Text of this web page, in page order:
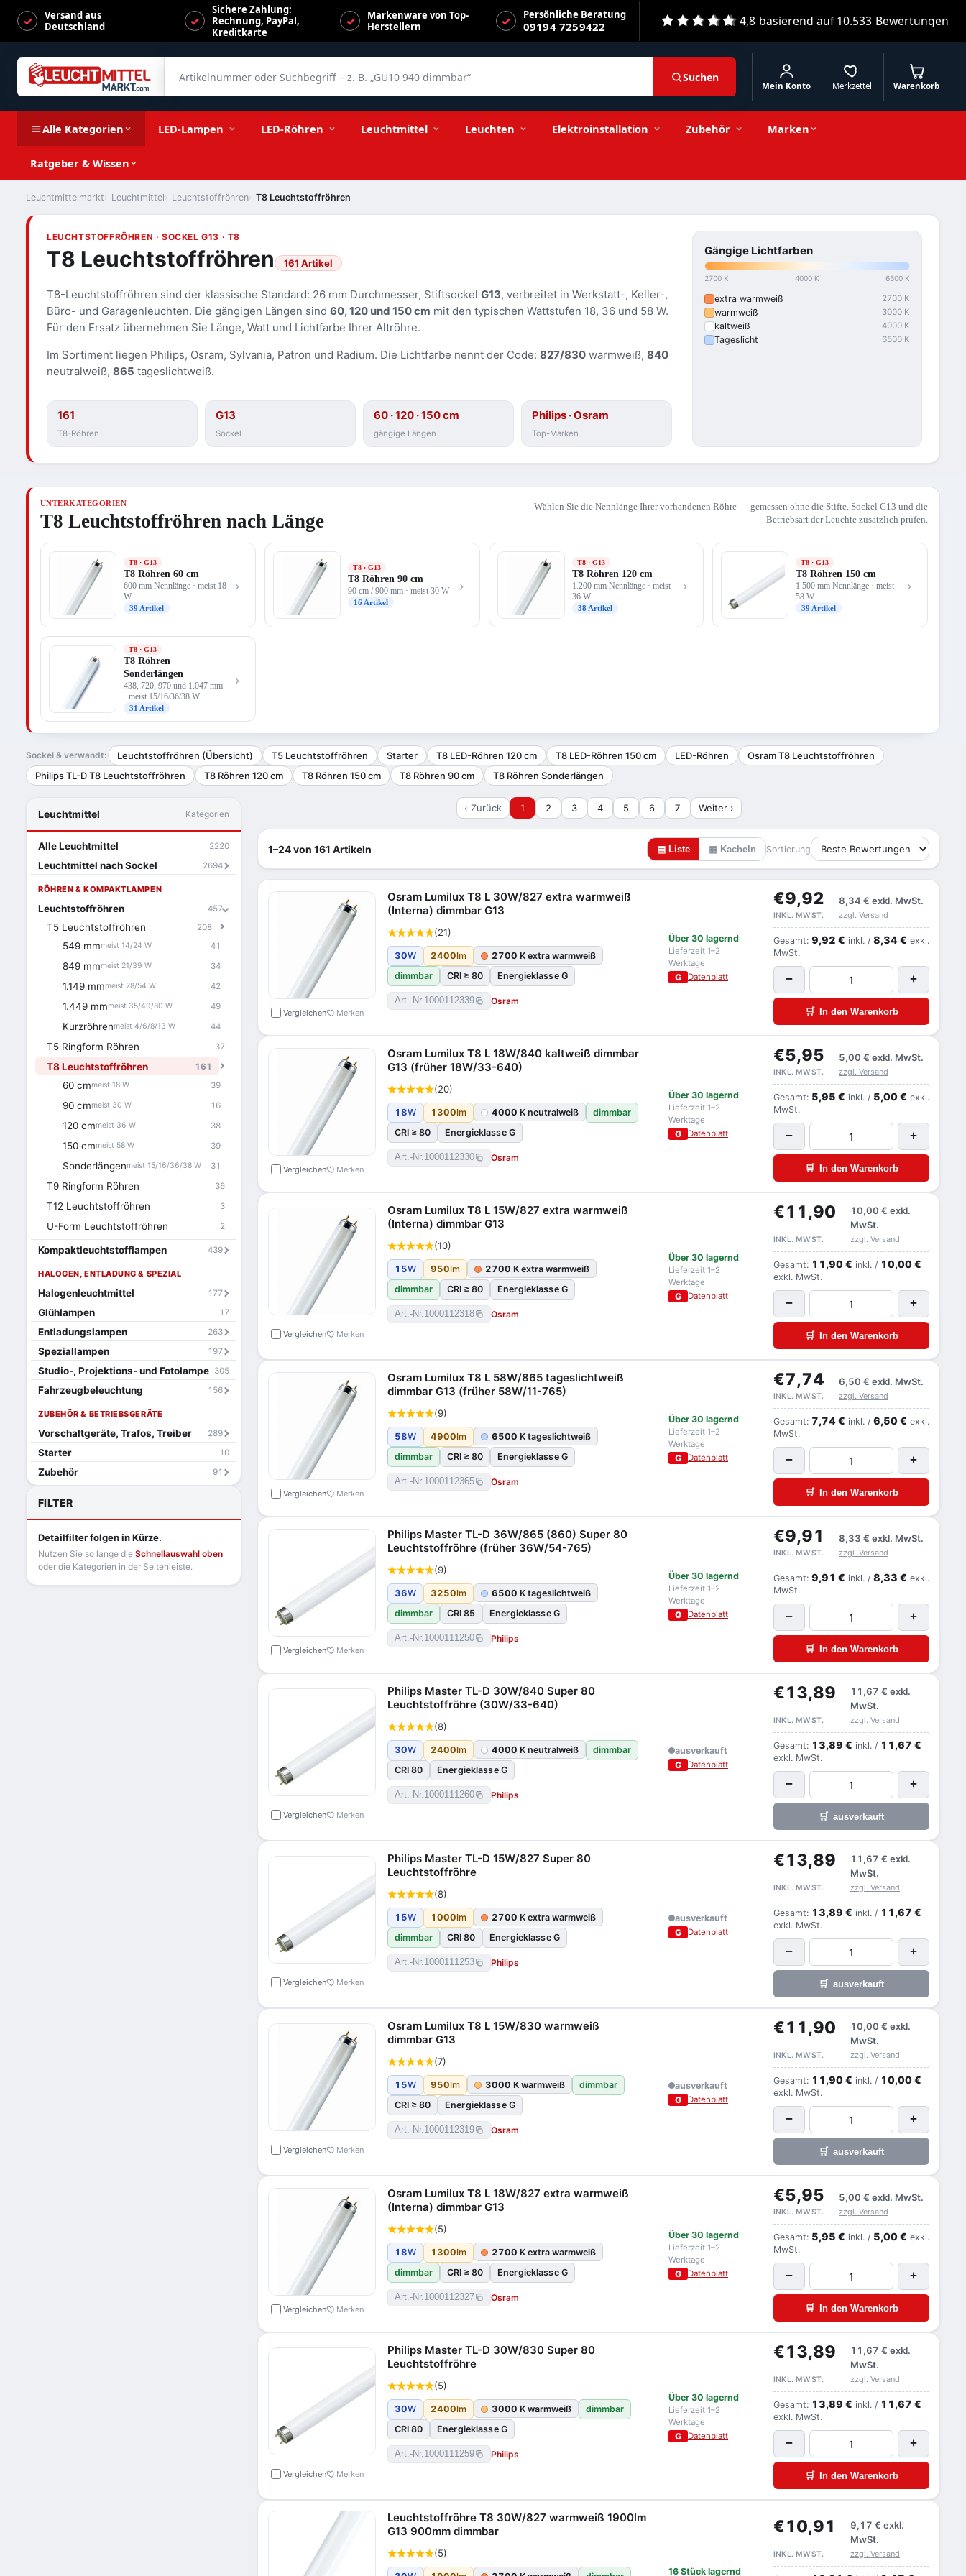
Versand aus
Deutschland
Sichere Zahlung:
Rechnung, PayPal,
Kreditkarte
Markenware von Top-
Herstellern
Persönliche Beratung
09194 7259422 4,8 basierend auf10.533 Bewertungen
Suchen
Merkzettel
Mein Konto Warenkorb
Alle Kategorien LED-Lampen LED-Röhren Leuchtmittel Leuchten Elektroinstallation Zubehör Marken
Ratgeber & Wissen
Leuchtmittelmarkt Leuchtmittel Leuchtstoffröhren T8 Leuchtstoffröhren
LEUCHTSTOFFRÖHREN · SOCKEL G13 · T8
T8 Leuchtstoffröhren 161 Artikel
T8-Leuchtstoffröhren sind der klassische Standard: 26 mm Durchmesser, Stiftsockel G13, verbreitet in Werkstatt-, Keller-,
Büro- und Garagenleuchten. Die gängigen Längen sind 60, 120 und 150 cm mit den typischen Wattstufen 18, 36 und 58 W.
Für den Ersatz übernehmen Sie Länge, Watt und Lichtfarbe Ihrer Altröhre.
Im Sortiment liegen Philips, Osram, Sylvania, Patron und Radium. Die Lichtfarbe nennt der Code: 827/830 warmweiß, 840
neutralweiß, 865 tageslichtweiß.
161
T8-Röhren
G13
Sockel
60 · 120 · 150 cm
gängige Längen
Philips · Osram
Top-Marken
Gängige Lichtfarben
2700 K 4000 K 6500 K
extra warmweiß 2700 K
warmweiß 3000 K
kaltweiß 4000 K
Tageslicht 6500 K
UNTERKATEGORIEN
T8 Leuchtstoffröhren nach Länge
Wählen Sie die Nennlänge Ihrer vorhandenen Röhre — gemessen ohne die Stifte. Sockel G13 und die
Betriebsart der Leuchte zusätzlich prüfen.
T8 · G13
T8 Röhren 60 cm
600 mm Nennlänge · meist 18
W
39 Artikel
›
T8 · G13
T8 Röhren 90 cm
90 cm / 900 mm · meist 30 W
16 Artikel
›
T8 · G13
T8 Röhren 120 cm
1.200 mm Nennlänge · meist
36 W
38 Artikel
›
T8 · G13
T8 Röhren 150 cm
1.500 mm Nennlänge · meist
58 W
39 Artikel
›
T8 · G13
T8 Röhren
Sonderlängen
438, 720, 970 und 1.047 mm
· meist 15/16/36/38 W
31 Artikel
›
Sockel & verwandt: Leuchtstoffröhren (Übersicht) T5 Leuchtstoffröhren Starter T8 LED-Röhren 120 cm T8 LED-Röhren 150 cm LED-Röhren
Osram T8 Leuchtstoffröhren
Philips TL-D T8 Leuchtstoffröhren
T8 Röhren 120 cm T8 Röhren 150 cm T8 Röhren 90 cm T8 Röhren Sonderlängen
Leuchtmittel Kategorien
Alle Leuchtmittel 2220
Leuchtmittel nach Sockel 2694
RÖHREN & KOMPAKTLAMPEN
Leuchtstoffröhren 457
T5 Leuchtstoffröhren 208
549 mmmeist 14/24 W 41
849 mmmeist 21/39 W 34
1.149 mmmeist 28/54 W 42
1.449 mmmeist 35/49/80 W 49
Kurzröhrenmeist 4/6/8/13 W 44
T5 Ringform Röhren 37
T8 Leuchtstoffröhren 161
60 cmmeist 18 W 39
90 cmmeist 30 W 16
120 cmmeist 36 W 38
150 cmmeist 58 W 39
Sonderlängenmeist 15/16/36/38 W 31
T9 Ringform Röhren 36
T12 Leuchtstoffröhren 3
U-Form Leuchtstoffröhren 2
Kompaktleuchtstofflampen 439
HALOGEN, ENTLADUNG & SPEZIAL
Halogenleuchtmittel 177
Glühlampen 17
Entladungslampen 263
Speziallampen 197
Studio-, Projektions- und Fotolampe 305
Fahrzeugbeleuchtung 156
ZUBEHÖR & BETRIEBSGERÄTE
Vorschaltgeräte, Trafos, Treiber 289
Starter 10
Zubehör 91
FILTER
Detailfilter folgen in Kürze.
Nutzen Sie so lange die Schnellauswahl oben
oder die Kategorien in der Seitenleiste.
‹ Zurück 1 2 3 4 5 6 7 Weiter ›
1–24 von 161 Artikeln ▤ Liste ▦ Kacheln Sortierung
Vergleichen Merken
Osram Lumilux T8 L 30W/827 extra warmweiß
(Interna) dimmbar G13
(21)
30W 2400lm 2700 K extra warmweiß
dimmbar
CRI ≥ 80 Energieklasse G
Art.-Nr.1000112339 Osram
Über 30 lagernd
Lieferzeit 1–2
Werktage
G Datenblatt
€9,92 8,34 € exkl. MwSt.
INKL. MWST. zzgl. Versand
Gesamt: 9,92 € inkl. / 8,34 € exkl.
MwSt.
− +
🛒 In den Warenkorb
Vergleichen Merken
Osram Lumilux T8 L 18W/840 kaltweiß dimmbar
G13 (früher 18W/33-640)
(20)
18W 1300lm 4000 K neutralweiß
dimmbar
CRI ≥ 80
Energieklasse G
Art.-Nr.1000112330 Osram
Über 30 lagernd
Lieferzeit 1–2
Werktage
G Datenblatt
€5,95 5,00 € exkl. MwSt.
INKL. MWST. zzgl. Versand
Gesamt: 5,95 € inkl. / 5,00 € exkl.
MwSt.
− +
🛒 In den Warenkorb
Vergleichen Merken
Osram Lumilux T8 L 15W/827 extra warmweiß
(Interna) dimmbar G13
(10)
15W 950lm 2700 K extra warmweiß
dimmbar
CRI ≥ 80 Energieklasse G
Art.-Nr.1000112318 Osram
Über 30 lagernd
Lieferzeit 1–2
Werktage
G Datenblatt
€11,90 10,00 € exkl.
MwSt.
INKL. MWST. zzgl. Versand
Gesamt: 11,90 € inkl. / 10,00 €
exkl. MwSt.
− +
🛒 In den Warenkorb
Vergleichen Merken
Osram Lumilux T8 L 58W/865 tageslichtweiß
dimmbar G13 (früher 58W/11-765)
(9)
58W 4900lm 6500 K tageslichtweiß
dimmbar
CRI ≥ 80 Energieklasse G
Art.-Nr.1000112365 Osram
Über 30 lagernd
Lieferzeit 1–2
Werktage
G Datenblatt
€7,74 6,50 € exkl. MwSt.
INKL. MWST. zzgl. Versand
Gesamt: 7,74 € inkl. / 6,50 € exkl.
MwSt.
− +
🛒 In den Warenkorb
Vergleichen Merken
Philips Master TL-D 36W/865 (860) Super 80
Leuchtstoffröhre (früher 36W/54-765)
(9)
36W 3250lm 6500 K tageslichtweiß
dimmbar
CRI 85 Energieklasse G
Art.-Nr.1000111250 Philips
Über 30 lagernd
Lieferzeit 1–2
Werktage
G Datenblatt
€9,91 8,33 € exkl. MwSt.
INKL. MWST. zzgl. Versand
Gesamt: 9,91 € inkl. / 8,33 € exkl.
MwSt.
− +
🛒 In den Warenkorb
Vergleichen Merken
Philips Master TL-D 30W/840 Super 80
Leuchtstoffröhre (30W/33-640)
(8)
30W 2400lm 4000 K neutralweiß
dimmbar
CRI 80
Energieklasse G
Art.-Nr.1000111260 Philips
ausverkauft
G
Datenblatt
€13,89 11,67 € exkl.
MwSt.
INKL. MWST. zzgl. Versand
Gesamt: 13,89 € inkl. / 11,67 €
exkl. MwSt.
− +
🛒 ausverkauft
Vergleichen Merken
Philips Master TL-D 15W/827 Super 80
Leuchtstoffröhre
(8)
15W 1000lm 2700 K extra warmweiß
dimmbar
CRI 80 Energieklasse G
Art.-Nr.1000111253 Philips
ausverkauft
G
Datenblatt
€13,89 11,67 € exkl.
MwSt.
INKL. MWST. zzgl. Versand
Gesamt: 13,89 € inkl. / 11,67 €
exkl. MwSt.
− +
🛒 ausverkauft
Vergleichen Merken
Osram Lumilux T8 L 15W/830 warmweiß
dimmbar G13
(7)
15W 950lm 3000 K warmweiß
dimmbar
CRI ≥ 80
Energieklasse G
Art.-Nr.1000112319 Osram
ausverkauft
G
Datenblatt
€11,90 10,00 € exkl.
MwSt.
INKL. MWST. zzgl. Versand
Gesamt: 11,90 € inkl. / 10,00 €
exkl. MwSt.
− +
🛒 ausverkauft
Vergleichen Merken
Osram Lumilux T8 L 18W/827 extra warmweiß
(Interna) dimmbar G13
(5)
18W 1300lm 2700 K extra warmweiß
dimmbar
CRI ≥ 80 Energieklasse G
Art.-Nr.1000112327 Osram
Über 30 lagernd
Lieferzeit 1–2
Werktage
G Datenblatt
€5,95 5,00 € exkl. MwSt.
INKL. MWST. zzgl. Versand
Gesamt: 5,95 € inkl. / 5,00 € exkl.
MwSt.
− +
🛒 In den Warenkorb
Vergleichen Merken
Philips Master TL-D 30W/830 Super 80
Leuchtstoffröhre
(5)
30W 2400lm 3000 K warmweiß
dimmbar
CRI 80
Energieklasse G
Art.-Nr.1000111259 Philips
Über 30 lagernd
Lieferzeit 1–2
Werktage
G Datenblatt
€13,89 11,67 € exkl.
MwSt.
INKL. MWST. zzgl. Versand
Gesamt: 13,89 € inkl. / 11,67 €
exkl. MwSt.
− +
🛒 In den Warenkorb
Leuchtstoffröhre T8 30W/827 warmweiß 1900lm
G13 900mm dimmbar
(5)
16 Stück lagernd
€10,91 9,17 € exkl.
MwSt.
INKL. MWST. zzgl. Versand